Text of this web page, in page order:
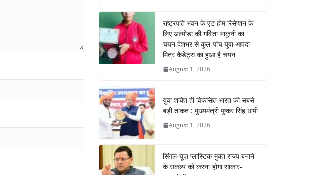
o
o
k
p
m n
राष्ट्रपति भवन के एट होम रिसेप्शन के
लिए अल्मोड़ा की गर्विता भाकुनी का
चयन,देशभर से कुल पांच युवा आपदा
मित्र कैडेट्स का हुआ है चयन
August 1, 2026
युवा शक्ति ही विकसित भारत की सबसे
बड़ी ताकत : मुख्यमंत्री पुष्कर सिंह धामी
August 1, 2026
सिंगल-यूज़ प्लास्टिक मुक्त राज्य बनाने
के संकल्प को करना होगा साकार-